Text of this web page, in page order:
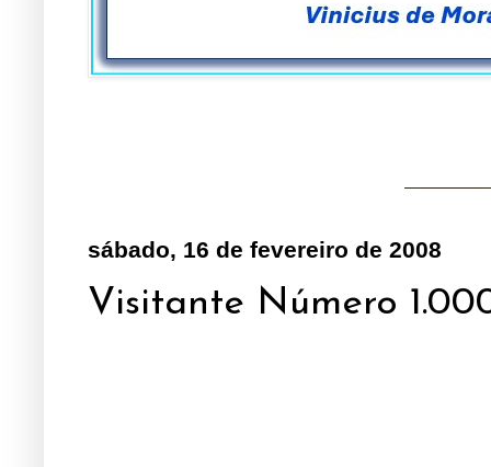
sábado, 16 de fevereiro de 2008
Visitante Número